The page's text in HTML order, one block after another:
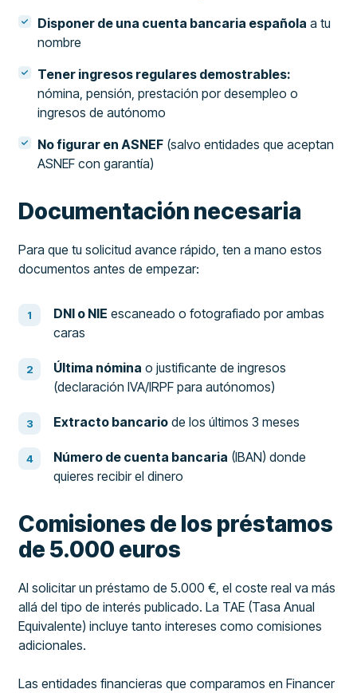
Disponer de una cuenta bancaria española a tu
nombre
Tener ingresos regulares demostrables:
nómina, pensión, prestación por desempleo o
ingresos de autónomo
No figurar en ASNEF (salvo entidades que aceptan
ASNEF con garantía)
Documentación necesaria
Para que tu solicitud avance rápido, ten a mano estos
documentos antes de empezar:
DNI o NIE escaneado o fotografiado por ambas
caras
Última nómina o justificante de ingresos
(declaración IVA/IRPF para autónomos)
Extracto bancario de los últimos 3 meses
Número de cuenta bancaria (IBAN) donde
quieres recibir el dinero
Comisiones de los préstamos
de 5.000 euros
Al solicitar un préstamo de 5.000 €, el coste real va más
allá del tipo de interés publicado. La TAE (Tasa Anual
Equivalente) incluye tanto intereses como comisiones
adicionales.
Las entidades financieras que comparamos en Financer